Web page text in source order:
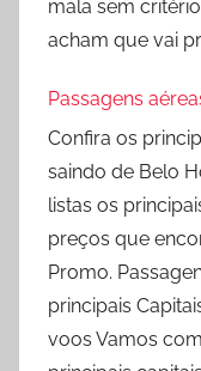
mala sem
acham que vai
Passagens
Confira os
saindo de Belo
listas os
preços que
Promo.
principais
voos Vamos